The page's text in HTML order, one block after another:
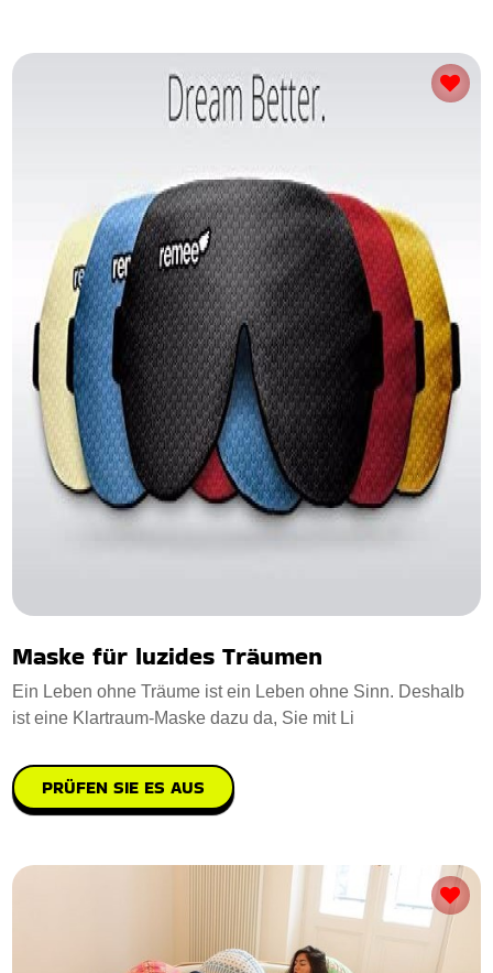
Maske für luzides Träumen
Ein Leben ohne Träume ist ein Leben ohne Sinn. Deshalb
ist eine Klartraum-Maske dazu da, Sie mit Li
PRÜFEN SIE ES AUS